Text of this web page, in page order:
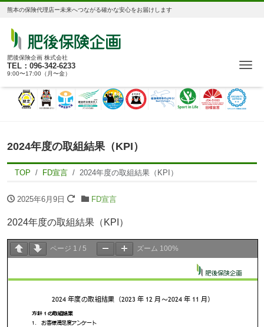
熊本の保険代理店ー未来へつながる確かな安心をお届けします
肥後保険企画 株式会社
TEL：096-342-6233
9:00〜17:00（月〜金）
2024年度の取組結果（KPI）
TOP FD宣言 2024年度の取組結果（KPI）
2025年6月9日 FD宣言
2024年度の取組結果（KPI）
ページ 1 / 5 ズーム 100%